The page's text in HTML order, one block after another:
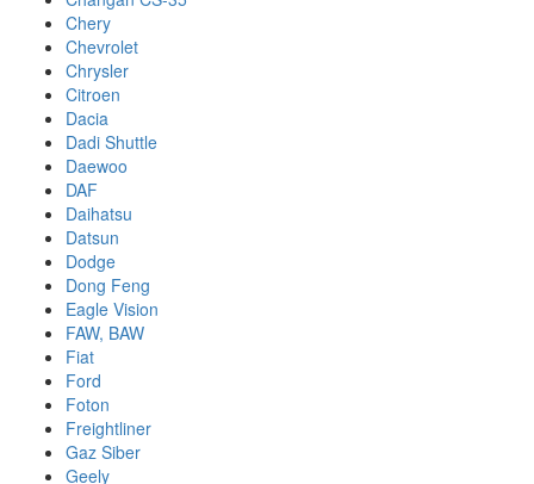
Chery
Chevrolet
Chrysler
Citroen
Dacia
Dadi Shuttle
Daewoo
DAF
Daihatsu
Datsun
Dodge
Dong Feng
Eagle Vision
FAW, BAW
Fiat
Ford
Foton
Freightliner
Gaz Siber
Geely